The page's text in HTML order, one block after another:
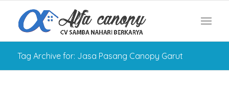
Tag Archive for: Jasa Pasang Canopy Garut